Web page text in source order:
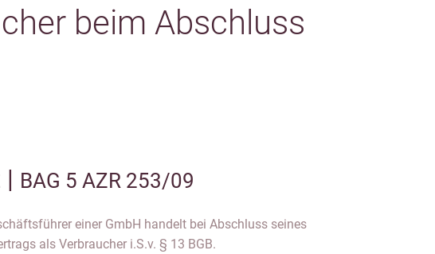
beim Abschluss
BAG 5 AZR 253/09
einer GmbH handelt bei Abschluss seines
als Verbraucher i.S.v. § 13 BGB.